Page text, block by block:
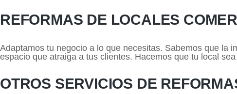
REFORMAS DE LOCALES
Adaptamos tu negocio a lo que necesitas. Sabemos que la
espacio que atraiga a tus clientes. Hacemos que tu local
OTROS SERVICIOS DE